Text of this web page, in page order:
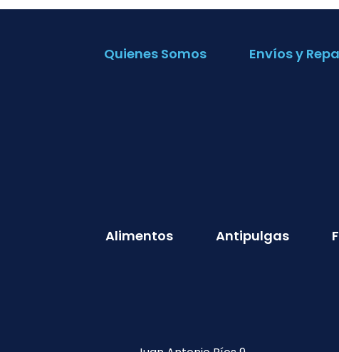
Quienes Somos Envíos y
Alimentos Antipulgas